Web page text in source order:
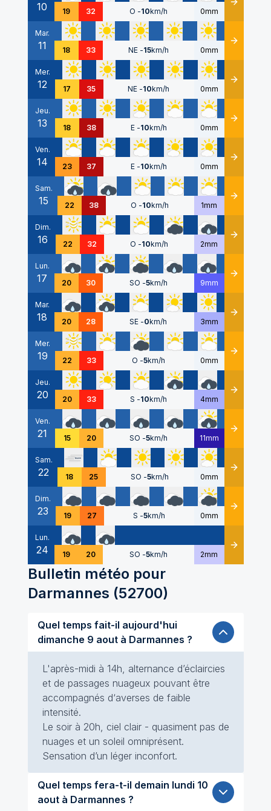
10 19 32 O -10km/h 0mm Détails
Mar.
11 18 33 NE -15km/h 0mm Détails
Mer.
12 17 35 NE -10km/h 0mm Détails
Jeu.
13 18 38 E -10km/h 0mm Détails
Ven.
14 23 37 E -10km/h 0mm Détails
Sam.
15 22 38 O -10km/h 1mm Détails
Dim.
16 22 32 O -10km/h 2mm Détails
Lun.
17 20 30 SO -5km/h 9mm Détails
Mar.
18 20 28 SE -0km/h 3mm Détails
Mer.
19 22 33 O -5km/h 0mm Détails
Jeu.
20 20 33 S -10km/h 4mm Détails
Ven.
21 15 20 SO -5km/h 11mm Détails
Sam.
22 18 25 SO -5km/h 0mm Détails
Dim.
23 19 27 S -5km/h 0mm Détails
Lun.
24 19 20 SO -5km/h 2mm Détails
Bulletin météo pour
Darmannes (52700)
Quel temps fait-il aujourd'hui
dimanche 9 aout à Darmannes ?
L'après-midi à 14h, alternance d’éclaircies
et de passages nuageux pouvant être
accompagnés d‘averses de faible
intensité.
Le soir à 20h, ciel clair - quasiment pas de
nuages et un soleil omniprésent.
Sensation d’un léger inconfort.
Quel temps fera-t-il demain lundi 10
aout à Darmannes ?